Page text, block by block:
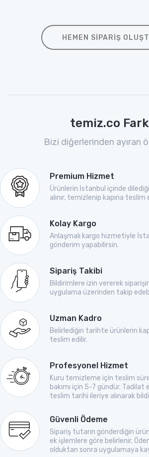
HEMEN SIPARIŞ
temiz.co
Bizi diğerlerinden ayıran
Premium Hizmet
Ürünlerin İstanbul içinde
alınır, temizlenip kapına teslim
Kolay Kargo
Anlaşmalı kargo hizmetiyle
gönderim yapabilirsin.
Sipariş Takibi
Bildirimlere izin vererek
uygulama üzerinden takip
Uzman Kadro
Belirlediğin tarihte ürünlerin
teslim edilir.
Profesyonel Hizmet
Kuru temizleme için teslim
bakımı için 5-7 gündür.
teslim tarihi ileriye alınarak
Güvenli Ödeme
Sipariş tutarın gönderdiğin
ek işlemlere göre belirlenir.
olduktan sonra uygulamaya